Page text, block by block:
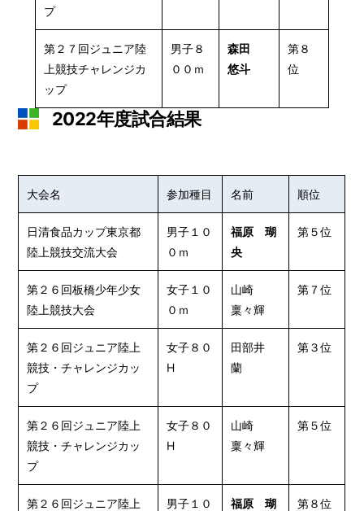
プ
第２７回ジュニア陸
上競技チャレンジカ
ップ
男子８
００ｍ
森田
悠斗
第８
位
2022年度試合結果
大会名 参加種目 名前 順位
日清食品カップ東京都
陸上競技交流大会
男子１０
０ｍ
福原 瑚
央
第５位
第２６回板橋少年少女
陸上競技大会
女子１０
０ｍ
山崎
稟々輝
第７位
第２６回ジュニア陸上
競技・チャレンジカッ
プ
女子８０
H
田部井
蘭
第３位
第２６回ジュニア陸上
競技・チャレンジカッ
プ
女子８０
H
山崎
稟々輝
第５位
第２６回ジュニア陸上
男子１０
福原 瑚
第８位